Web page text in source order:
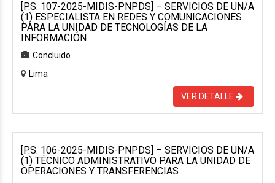
[P.S. 107-2025-MIDIS-PNPDS] – SERVICIOS DE UN/A
(1) ESPECIALISTA EN REDES Y COMUNICACIONES
PARA LA UNIDAD DE TECNOLOGÍAS DE LA
INFORMACIÓN
Concluido
Lima
VER DETALLE
[P.S. 106-2025-MIDIS-PNPDS] – SERVICIOS DE UN/A
(1) TÉCNICO ADMINISTRATIVO PARA LA UNIDAD DE
OPERACIONES Y TRANSFERENCIAS